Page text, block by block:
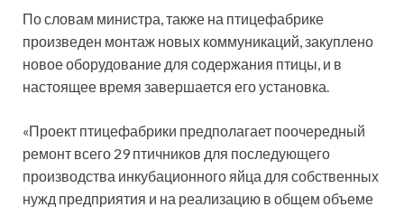
По словам министра, также на птицефабрике
произведен монтаж новых коммуникаций, закуплено
новое оборудование для содержания птицы, и в
настоящее время завершается его установка.
«Проект птицефабрики предполагает поочередный
ремонт всего 29 птичников для последующего
производства инкубационного яйца для собственных
нужд предприятия и на реализацию в общем объеме